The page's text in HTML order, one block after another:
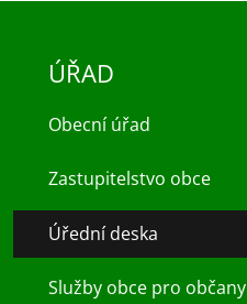
ÚŘAD
Obecní úřad
Zastupitelstvo obce
Úřední deska
Služby obce pro občany